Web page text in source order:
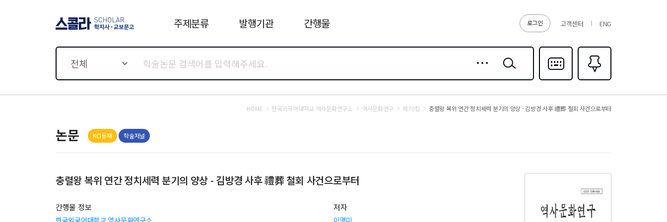
로그인 고객센터 ENG
주제분류 발행기관 간행물
전체
검색
다국어입력
즐겨찾기0
HOME 한국외국어대학교 역사문화연구소 역사문화연구 제70집 충렬왕 복위 연간 정치세력 분기의 양상 - 김방경 사후 禮葬 철회 사건으로부터
논문 KCI등재 학술저널
충렬왕 복위 연간 정치세력 분기의 양상 - 김방경 사후 禮葬 철회 사건으로부터
간행물 정보 저자